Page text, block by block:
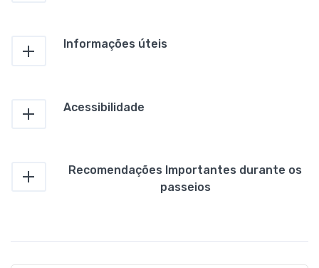
Informações úteis
Acessibilidade
Recomendações Importantes durante os
passeios